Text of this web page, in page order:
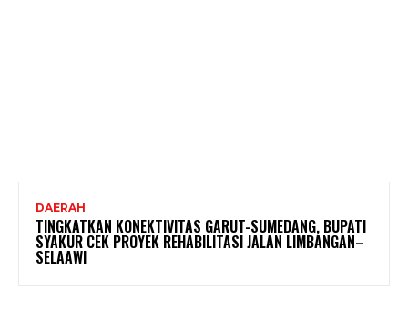
DAERAH
TINGKATKAN KONEKTIVITAS GARUT-SUMEDANG, BUPATI
SYAKUR CEK PROYEK REHABILITASI JALAN LIMBANGAN–
SELAAWI